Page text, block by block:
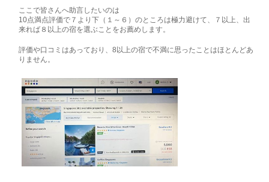
ここで皆さんへ助言したいのは
10点満点評価で７より下（１～６）のところは極力避けて、７以上、出
来れば８以上の宿を選ぶことをお薦めします。
評価や口コミはあっており、8以上の宿で不満に思ったことはほとんどあ
りません。